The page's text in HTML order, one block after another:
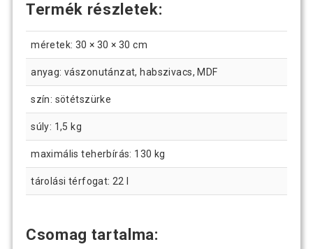
Termék részletek:
méretek: 30 × 30 × 30 cm
anyag: vászonutánzat, habszivacs, MDF
szín: sötétszürke
súly: 1,5 kg
maximális teherbírás: 130 kg
tárolási térfogat: 22 l
Csomag tartalma: